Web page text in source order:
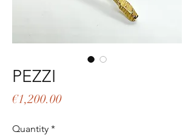
PEZZI
€1,200.00Price
Quantity *